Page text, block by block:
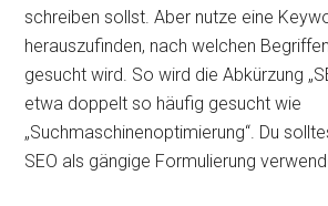
schreiben sollst. Aber nutze eine
herauszufinden, nach welchen
gesucht wird. So wird die Abkürzung
etwa doppelt so häufig gesucht wie
„Suchmaschinenoptimierung“. Du
SEO als gängige Formulierung